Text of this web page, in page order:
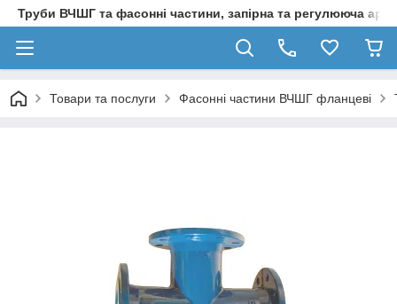
Труби ВЧШГ та фасонні частини, запірна та регулююча
Товари та послуги Фасонні частини ВЧШГ фланцеві